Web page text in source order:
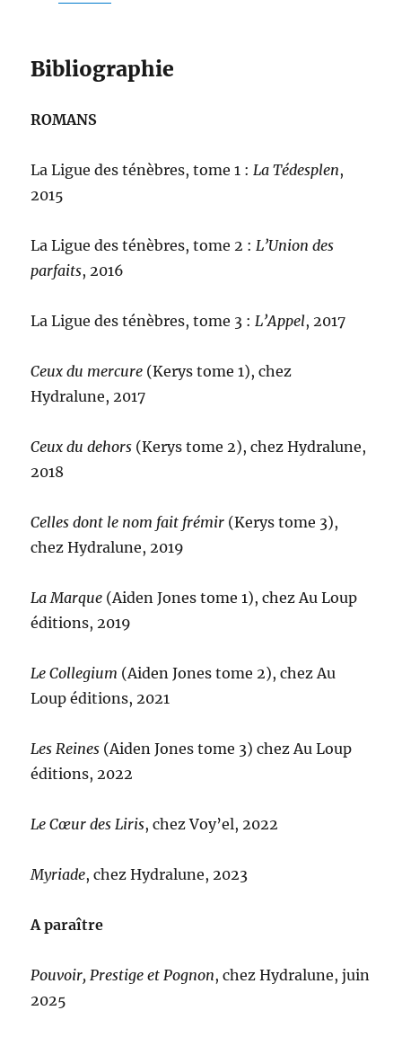
Bibliographie
ROMANS
La Ligue des ténèbres, tome 1 : La Tédesplen,
2015
La Ligue des ténèbres, tome 2 : L’Union des
parfaits, 2016
La Ligue des ténèbres, tome 3 : L’Appel, 2017
Ceux du mercure (Kerys tome 1), chez
Hydralune, 2017
Ceux du dehors (Kerys tome 2), chez Hydralune,
2018
Celles dont le nom fait frémir (Kerys tome 3),
chez Hydralune, 2019
La Marque (Aiden Jones tome 1), chez Au Loup
éditions, 2019
Le Collegium (Aiden Jones tome 2), chez Au
Loup éditions, 2021
Les Reines (Aiden Jones tome 3) chez Au Loup
éditions, 2022
Le Cœur des Liris, chez Voy’el, 2022
Myriade, chez Hydralune, 2023
A paraître
Pouvoir, Prestige et Pognon, chez Hydralune, juin
2025